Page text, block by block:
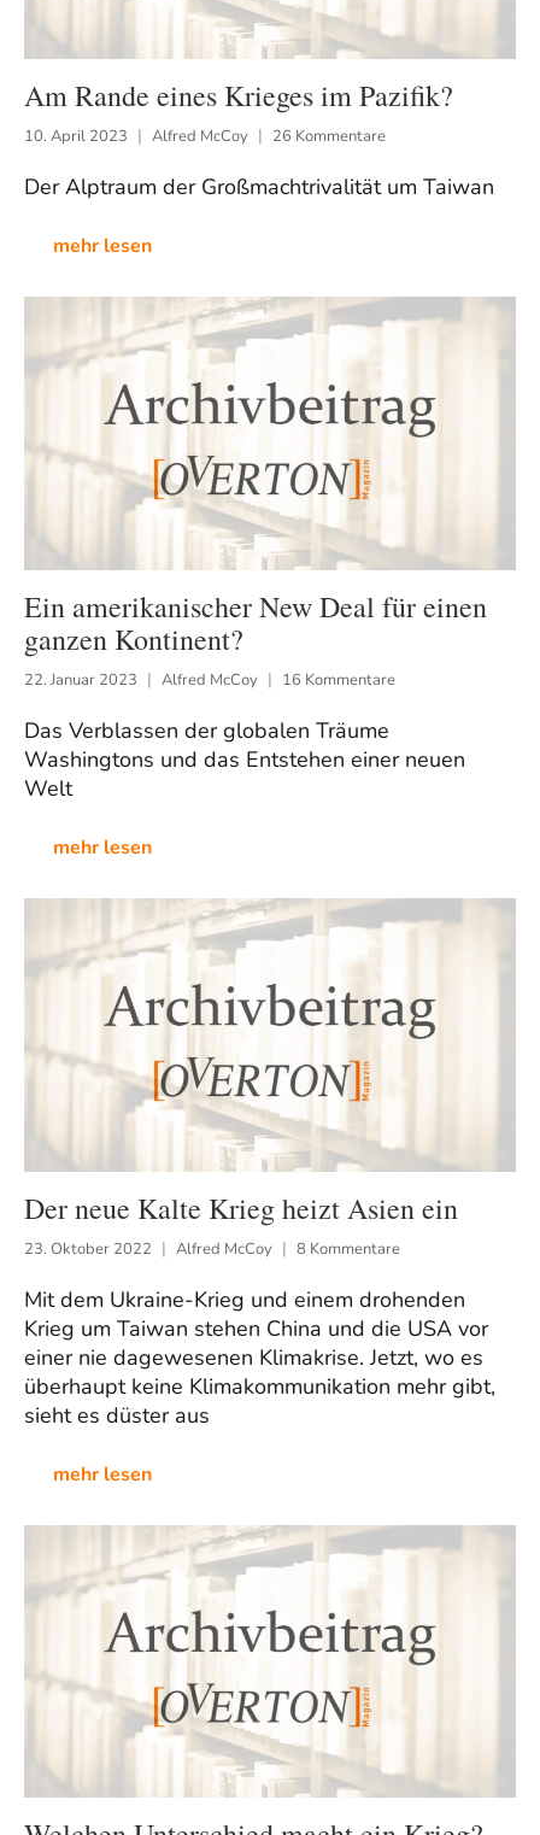
Am Rande eines Krieges im Pazifik?
10. April 2023 Alfred McCoy 26 Kommentare
Der Alptraum der Großmachtrivalität um Taiwan
mehr lesen
Ein amerikanischer New Deal für einen
ganzen Kontinent?
22. Januar 2023 Alfred McCoy 16 Kommentare
Das Verblassen der globalen Träume
Washingtons und das Entstehen einer neuen
Welt
mehr lesen
Der neue Kalte Krieg heizt Asien ein
23. Oktober 2022 Alfred McCoy 8 Kommentare
Mit dem Ukraine-Krieg und einem drohenden
Krieg um Taiwan stehen China und die USA vor
einer nie dagewesenen Klimakrise. Jetzt, wo es
überhaupt keine Klimakommunikation mehr gibt,
sieht es düster aus
mehr lesen